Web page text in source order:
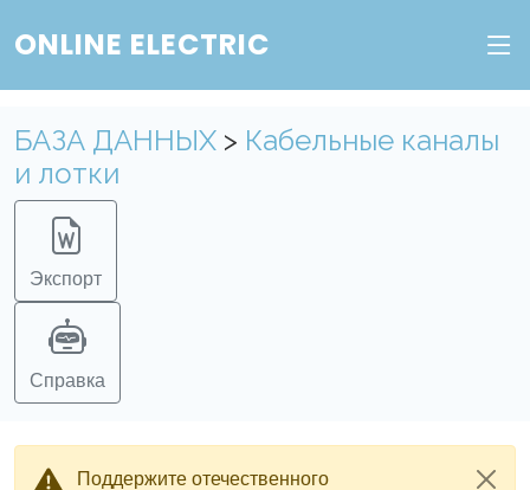
ONLINE ELECTRIC
БАЗА ДАННЫХ > Кабельные каналы
и лотки
Экспорт
Справка
Поддержите отечественного
Пополните баланс в личном кабинете, чтобы
получить доступ ко всем сервисам "Онлайн